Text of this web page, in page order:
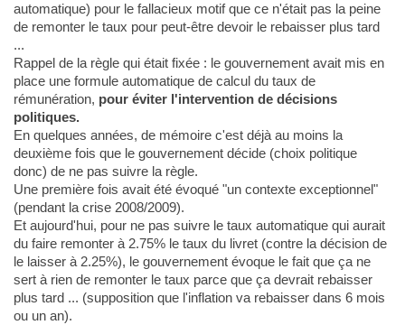
automatique) pour le fallacieux motif que ce n'était pas la peine
de remonter le taux pour peut-être devoir le rebaisser plus tard
...
Rappel de la règle qui était fixée : le gouvernement avait mis en
place une formule automatique de calcul du taux de
rémunération, pour éviter l'intervention de décisions
politiques.
En quelques années, de mémoire c'est déjà au moins la
deuxième fois que le gouvernement décide (choix politique
donc) de ne pas suivre la règle.
Une première fois avait été évoqué "un contexte exceptionnel"
(pendant la crise 2008/2009).
Et aujourd'hui, pour ne pas suivre le taux automatique qui aurait
du faire remonter à 2.75% le taux du livret (contre la décision de
le laisser à 2.25%), le gouvernement évoque le fait que ça ne
sert à rien de remonter le taux parce que ça devrait rebaisser
plus tard ... (supposition que l'inflation va rebaisser dans 6 mois
ou un an).